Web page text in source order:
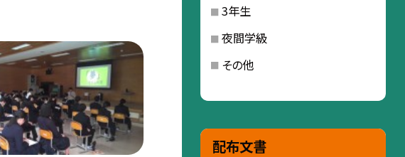
3年生
夜間学級
その他
配布文書